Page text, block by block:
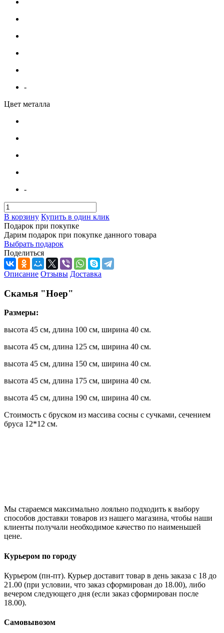
-
Цвет металла
-
В корзину Купить в один клик
Подарок при покупке
Дарим подарок при покупке данного товара
Выбрать подарок
Поделиться
Описание Отзывы Доставка
Скамья "Ноер"
Размеры:
высота 45 см, длина 100 см, ширина 40 см.
высота 45 см, длина 125 см, ширина 40 см.
высота 45 см, длина 150 см, ширина 40 см.
высота 45 см, длина 175 см, ширина 40 см.
высота 45 см, длина 190 см, ширина 40 см.
Стоимость с бруском из массива сосны с сучками, сечением
бруса 12*12 см.
Мы стараемся максимально лояльно подходить к выбору
способов доставки товаров из нашего магазина, чтобы наши
клиенты получали необходимое качество по наименьшей
цене.
Курьером по городу
Курьером (пн-пт). Курьер доставит товар в день заказа с 18 до
21.00 (при условии, что заказ сформирован до 18.00), либо
вечером следующего дня (если заказ сформирован после
18.00).
Самовывозом